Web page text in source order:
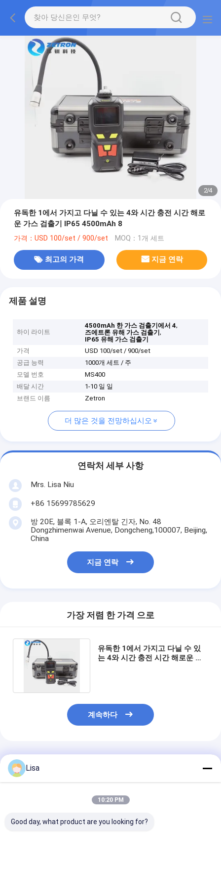
2/4
유독한 1에서 가지고 다닐 수 있는 4와 시간 충전 시간 해로
운 가스 검출기 IP65 4500mAh 8
가격：USD 100/set / 900/set MOQ：1개 세트
최고의 가격 지금 연락
제품 설명
하이 라이트
4500mAh 한 가스 검출기에서 4,
즈에트론 유해 가스 검출기,
IP65 유해 가스 검출기
가격
USD 100/set / 900/set
공급 능력
1000개 세트 / 주
모델 번호
MS400
배달 시간
1-10 일 일
브랜드 이름
Zetron
더 많은 것을 전망하십시오
연락처 세부 사항
Mrs. Lisa Niu
+86 15699785629
방 20E, 블록 1-A, 오리엔탈 긴자, No. 48
Dongzhimenwai Avenue, Dongcheng,100007, Beijing,
China
지금 연락
가장 저렴 한 가격 으로
유독한 1에서 가지고 다닐 수 있
는 4와 시간 충전 시간 해로운 가
계속하다
추천된 제품
Lisa
10:20 PM
Good day, what product are you looking for?